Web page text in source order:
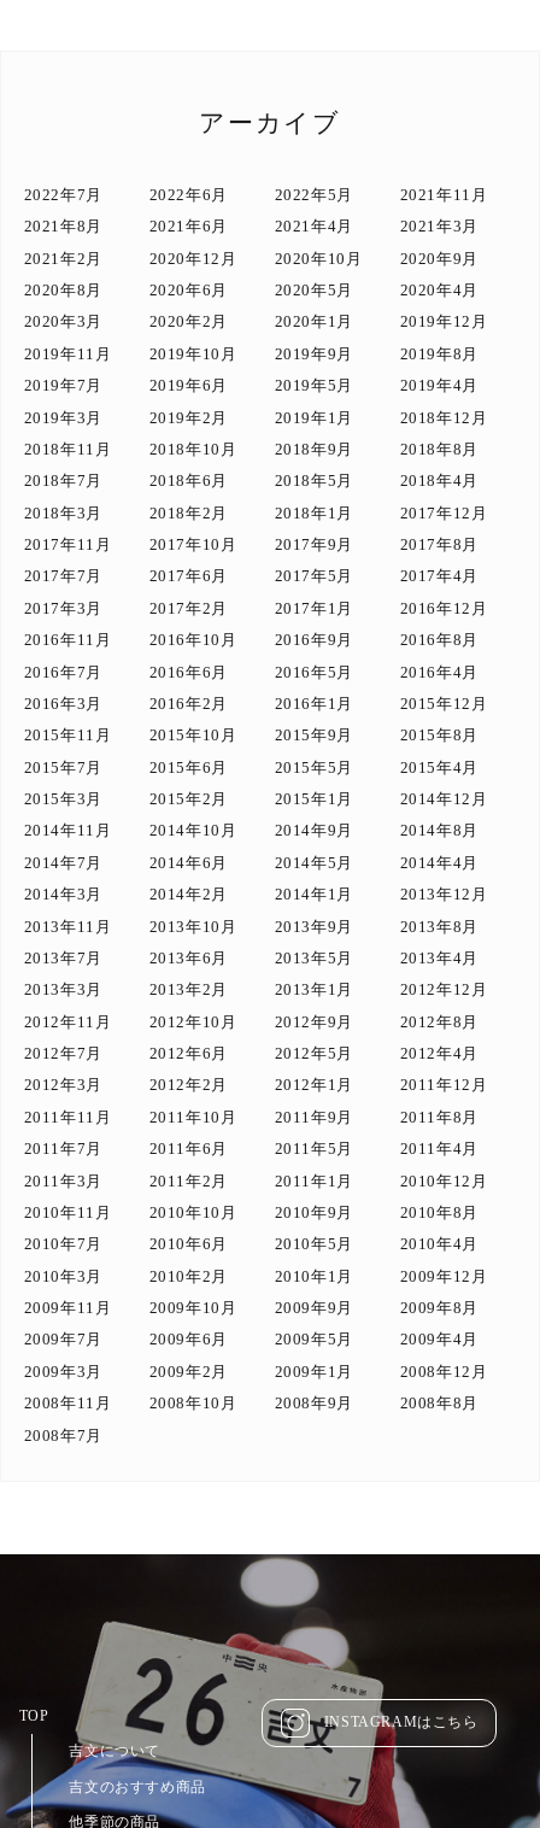
アーカイブ
2022年7月 2022年6月 2022年5月
2021年11月
2021年8月
2021年6月 2021年4月
2021年3月
2021年2月
2020年12月 2020年10月
2020年9月
2020年8月
2020年6月 2020年5月
2020年4月
2020年3月
2020年2月 2020年1月
2019年12月
2019年11月
2019年10月 2019年9月
2019年8月
2019年7月
2019年6月 2019年5月
2019年4月
2019年3月
2019年2月 2019年1月
2018年12月
2018年11月
2018年10月 2018年9月
2018年8月
2018年7月
2018年6月 2018年5月
2018年4月
2018年3月
2018年2月 2018年1月
2017年12月
2017年11月
2017年10月 2017年9月
2017年8月
2017年7月
2017年6月 2017年5月
2017年4月
2017年3月
2017年2月 2017年1月
2016年12月
2016年11月
2016年10月 2016年9月
2016年8月
2016年7月
2016年6月 2016年5月
2016年4月
2016年3月
2016年2月 2016年1月
2015年12月
2015年11月
2015年10月 2015年9月
2015年8月
2015年7月
2015年6月 2015年5月
2015年4月
2015年3月
2015年2月 2015年1月
2014年12月
2014年11月
2014年10月 2014年9月
2014年8月
2014年7月
2014年6月 2014年5月
2014年4月
2014年3月
2014年2月 2014年1月
2013年12月
2013年11月
2013年10月 2013年9月
2013年8月
2013年7月
2013年6月 2013年5月
2013年4月
2013年3月
2013年2月 2013年1月
2012年12月
2012年11月
2012年10月 2012年9月
2012年8月
2012年7月
2012年6月 2012年5月
2012年4月
2012年3月
2012年2月 2012年1月
2011年12月
2011年11月
2011年10月 2011年9月
2011年8月
2011年7月
2011年6月 2011年5月
2011年4月
2011年3月
2011年2月 2011年1月
2010年12月
2010年11月
2010年10月 2010年9月
2010年8月
2010年7月
2010年6月 2010年5月
2010年4月
2010年3月
2010年2月 2010年1月
2009年12月
2009年11月
2009年10月 2009年9月
2009年8月
2009年7月
2009年6月 2009年5月
2009年4月
2009年3月
2009年2月 2009年1月
2008年12月
2008年11月
2008年10月 2008年9月
2008年8月
2008年7月
TOP
吉文について
吉文のおすすめ商品
他季節の商品
INSTAGRAMはこちら